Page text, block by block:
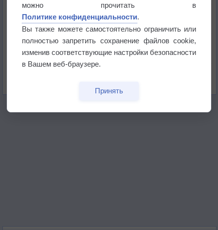
Атмосфера начала замерзать
В Приморье обнаружены морские волны тепла
Изменение климата повлияло на ареал обитания
можно прочитать в
Политике конфиденциальности.
Вы также можете самостоятельно ограничить или
полностью запретить сохранение файлов cookie,
изменив соответствующие настройки безопасности
в Вашем веб-браузере.
Принять